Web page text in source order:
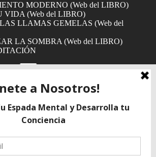
MODERNO (Web del LIBRO)
VIDA (Web del LIBRO)
LLAMAS GEMELAS (Web del
LA SOMBRA (Web del LIBRO)